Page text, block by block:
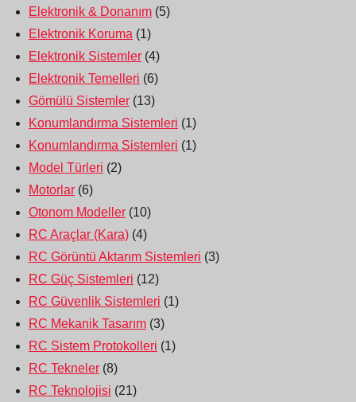
Elektronik & Donanım (5)
Elektronik Koruma (1)
Elektronik Sistemler (4)
Elektronik Temelleri (6)
Gömülü Sistemler (13)
Konumlandırma Sistemleri (1)
Konumlandırma Sistemleri (1)
Model Türleri (2)
Motorlar (6)
Otonom Modeller (10)
RC Araçlar (Kara) (4)
RC Görüntü Aktarım Sistemleri (3)
RC Güç Sistemleri (12)
RC Güvenlik Sistemleri (1)
RC Mekanik Tasarım (3)
RC Sistem Protokolleri (1)
RC Tekneler (8)
RC Teknolojisi (21)